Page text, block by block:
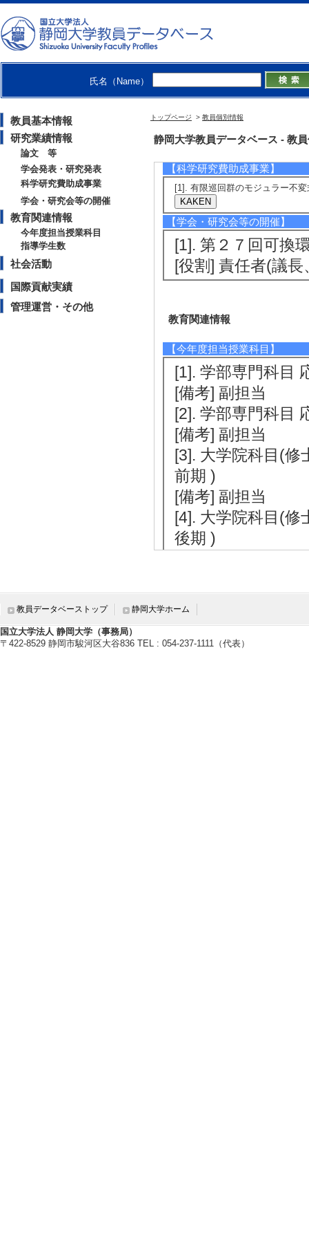
氏名（Name）
教員基本情報
研究業績情報
論文 等
学会発表・研究発表
科学研究費助成事業
学会・研究会等の開催
教育関連情報
今年度担当授業科目
指導学生数
社会活動
国際貢献実績
管理運営・その他
トップページ > 教員個別情報
静岡大学教員データベース - 教
[発表者]谷本龍二
[備考] 早稲田大学
The 23rd Affine
待講演
[発表者]Ryuji
[備考] 新潟大学
【科学研究費助成事業】
[1]. 有限巡回群のモジュラー不
【学会・研究会等の開催】
[1]. 第２７回可換
[役割] 責任者(議
教育関連情報
【今年度担当授業科目】
[1]. 学部専門科目
[備考] 副担当
[2]. 学部専門科目
[備考] 副担当
[3]. 大学院科目(修
前期 )
[備考] 副担当
[4]. 大学院科目(修
後期 )
【指導学生数】
教員データベーストップ 静岡大学ホーム
国立大学法人 静岡大学（事務局）
〒422-8529 静岡市駿河区大谷836 TEL : 054-237-1111（代表）